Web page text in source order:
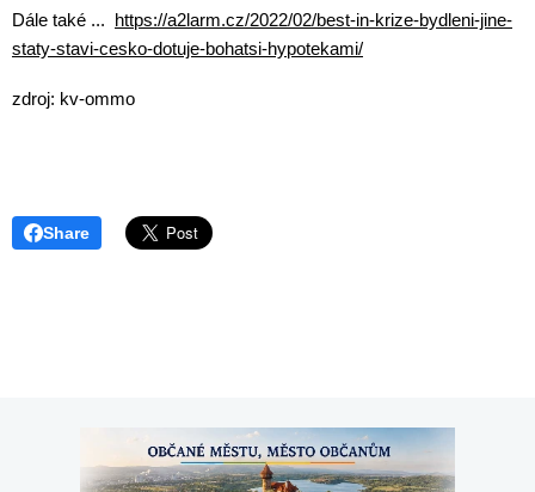
Dále také ...
https://a2larm.cz/2022/02/best-in-krize-bydleni-jine-
staty-stavi-cesko-dotuje-bohatsi-hypotekami/
zdroj: kv-ommo
Share